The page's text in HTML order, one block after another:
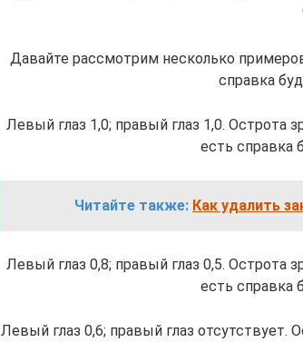
Давайте рассмотрим несколько
справка
Левый глаз 1,0; правый глаз 1,0. Острота
есть справка
Читайте также: Как удалить
Левый глаз 0,8; правый глаз 0,5. Острота
есть справка
Левый глаз 0,6; правый глаз отсутствует.